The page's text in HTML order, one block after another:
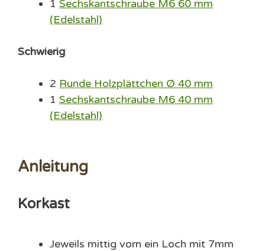
1 Sechskantschraube M6 60 mm
(Edelstahl)
Schwierig
2 Runde Holzplättchen Ø 40 mm
1 Sechskantschraube M6 40 mm
(Edelstahl)
Anleitung
Korkast
Jeweils mittig vorn ein Loch mit 7mm